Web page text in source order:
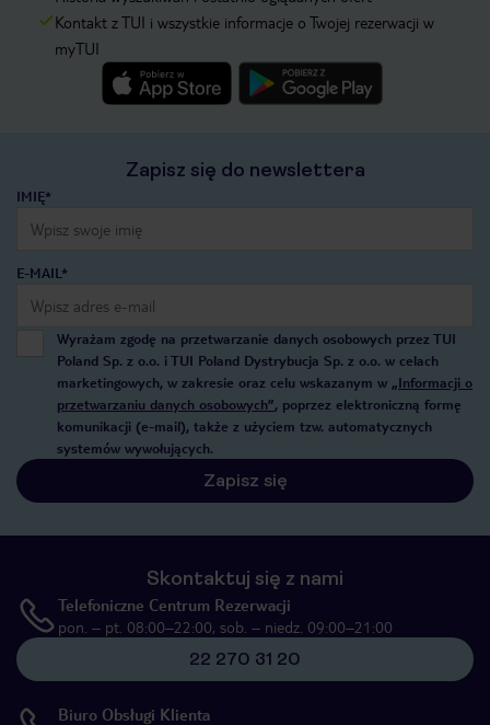
Kontakt z TUI i wszystkie informacje o Twojej rezerwacji w
myTUI
Zapisz się do newslettera
IMIĘ*
E-MAIL*
Wyrażam zgodę na przetwarzanie danych osobowych przez TUI
Poland Sp. z o.o. i TUI Poland Dystrybucja Sp. z o.o. w celach
marketingowych, w zakresie oraz celu wskazanym w „Informacji o
przetwarzaniu danych osobowych”, poprzez elektroniczną formę
komunikacji (e-mail), także z użyciem tzw. automatycznych
systemów wywołujących.
Zapisz się
Skontaktuj się z nami
Telefoniczne Centrum Rezerwacji
pon. – pt. 08:00–22:00, sob. – niedz. 09:00–21:00
22 270 31 20
Biuro Obsługi Klienta